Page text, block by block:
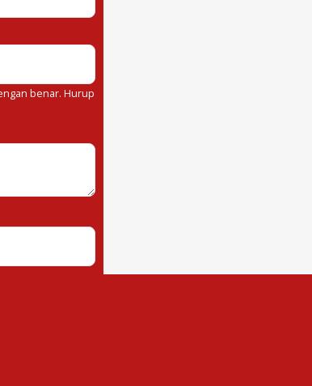
benar. Hurup